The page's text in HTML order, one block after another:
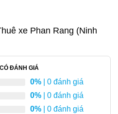
xe Phan Rang (Ninh
ĐÁNH GIÁ
0% | 0 đánh giá
0% | 0 đánh giá
0% | 0 đánh giá